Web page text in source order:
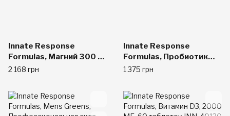
Innate Response
Formulas, Магний 300 в
порошке, 4,7 унции (132
2 168 грн
Innate Response
Formulas, Пробиотик
Флора 5-14,
Капсул
1 375 грн